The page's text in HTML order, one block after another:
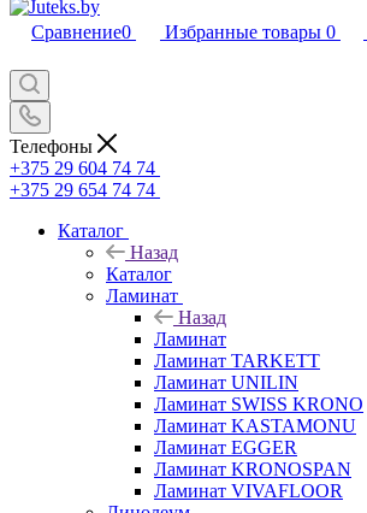
Сравнение0 Избранные товары 0
Телефоны
+375 29 604 74 74
+375 29 654 74 74
Каталог
Назад
Каталог
Ламинат
Назад
Ламинат
Ламинат TARKETT
Ламинат UNILIN
Ламинат SWISS KRONO
Ламинат KASTAMONU
Ламинат EGGER
Ламинат KRONOSPAN
Ламинат VIVAFLOOR